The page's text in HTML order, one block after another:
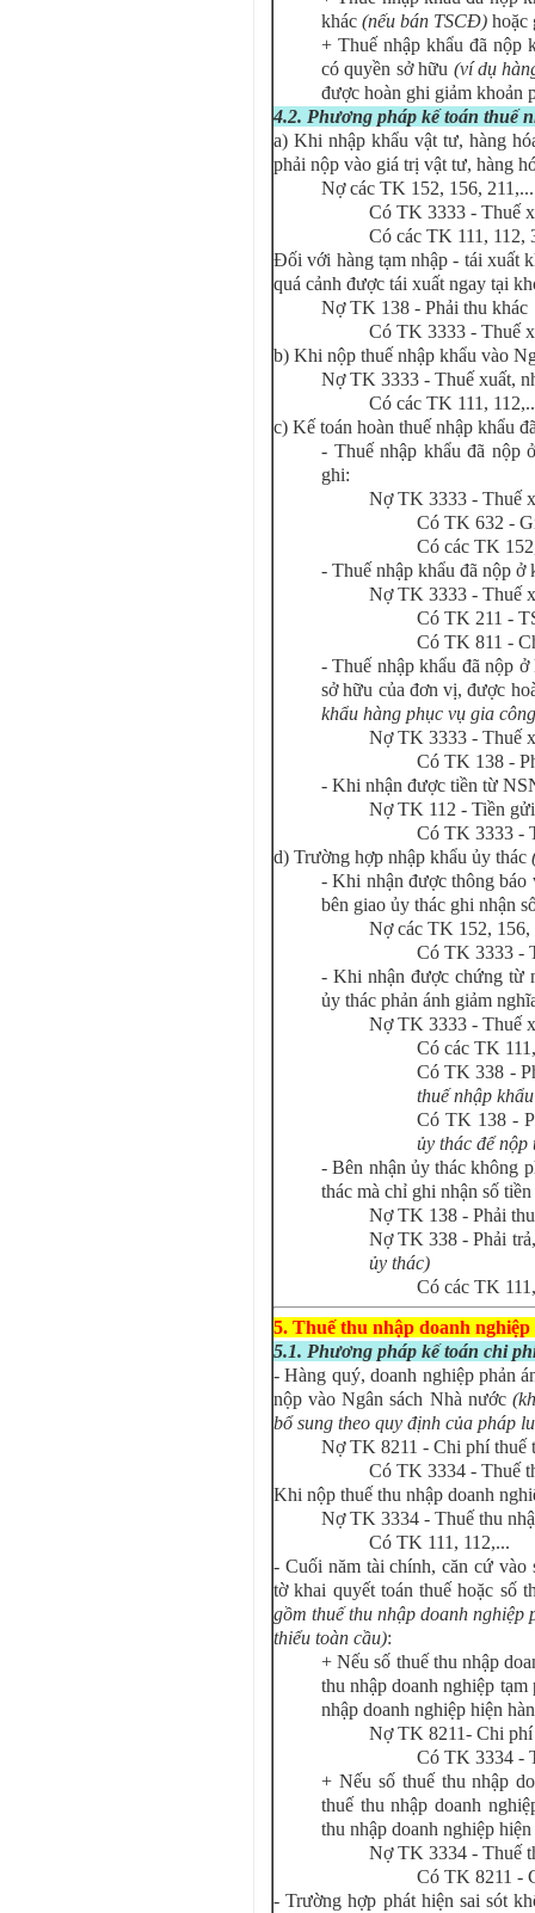
khác (nếu bán TSCĐ) hoặc
+ Thuế nhập khẩu đã nộp
có quyền sở hữu (ví dụ
được hoàn ghi giảm khoản
4.2. Phương pháp kế toán thuế
a) Khi nhập khẩu vật tư, hàng
phải nộp vào giá trị vật tư, hàng
Nợ các TK 152, 156,
Có TK 3333 - Thuế
Có các TK 111, 112,
Đối với hàng tạm nhập - tái xuất
quá cảnh được tái xuất ngay tại
Nợ TK 138 - Phải thu khác
Có TK 3333 - Thuế
b) Khi nộp thuế nhập khẩu vào
Nợ TK 3333 - Thuế xuất,
Có các TK 111,
c) Kế toán hoàn thuế nhập khẩu
- Thuế nhập khẩu đã nộp
ghi:
Nợ TK 3333 - Thuế
Có TK 632 -
Có các TK
- Thuế nhập khẩu đã nộp
Nợ TK 3333 - Thuế
Có TK 211 -
Có TK 811 -
- Thuế nhập khẩu đã nộp
sở hữu của đơn vị, được
khẩu hàng phục vụ gia
Nợ TK 3333 - Thuế
Có TK 138 -
- Khi nhận được tiền từ
Nợ TK 112 - Tiền
Có TK 3333 -
d) Trường hợp nhập khẩu ủy thác
- Khi nhận được thông báo
bên giao ủy thác ghi nhận
Nợ các TK 152,
Có TK 3333 -
- Khi nhận được chứng từ
ủy thác phản ánh giảm
Nợ TK 3333 - Thuế
Có các TK
Có TK 338 -
thuế nhập
Có TK 138 -
ủy thác để nộp
- Bên nhận ủy thác không
thác mà chỉ ghi nhận số
Nợ TK 138 - Phải
Nợ TK 338 - Phải
ủy thác)
Có các TK
5. Thuế thu nhập doanh nghiệp
5.1. Phương pháp kế toán chi
- Hàng quý, doanh nghiệp phản
nộp vào Ngân sách Nhà nước
bổ sung theo quy định của pháp
Nợ TK 8211 - Chi phí thuế
Có TK 3334 - Thuế
Khi nộp thuế thu nhập doanh
Nợ TK 3334 - Thuế thu
Có TK 111, 112,...
- Cuối năm tài chính, căn cứ vào
tờ khai quyết toán thuế hoặc số
gồm thuế thu nhập doanh nghiệp
thiểu toàn cầu):
+ Nếu số thuế thu nhập
thu nhập doanh nghiệp
nhập doanh nghiệp hiện
Nợ TK 8211- Chi phí
Có TK 3334 -
+ Nếu số thuế thu nhập
thuế thu nhập doanh
thu nhập doanh nghiệp
Nợ TK 3334 - Thuế
Có TK 8211 -
- Trường hợp phát hiện sai sót